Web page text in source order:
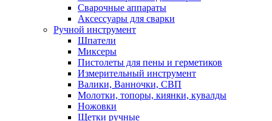
Сварочные аппараты
Аксессуары для сварки
Ручной инструмент
Шпатели
Миксеры
Пистолеты для пены и герметиков
Измерительный инструмент
Валики, Ванночки, СВП
Молотки, топоры, киянки, кувалды
Ножовки
Щетки ручные